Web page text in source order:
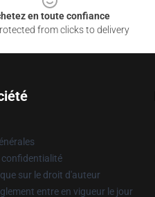
en toute confiance
from clicks to delivery
confidentialité
sur le droit d'auteur
entre en vigueur le jour